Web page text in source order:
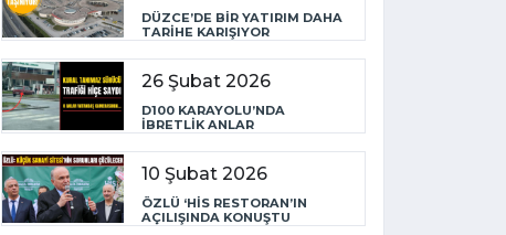
DÜZCE’DE BİR YATIRIM DAHA
TARİHE KARIŞIYOR
26 Şubat 2026
D100 KARAYOLU’NDA
İBRETLİK ANLAR
10 Şubat 2026
ÖZLÜ ‘HİS RESTORAN’IN
AÇILIŞINDA KONUŞTU